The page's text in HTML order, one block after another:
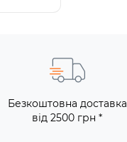
Безкоштовна доставка
від 2500 грн *